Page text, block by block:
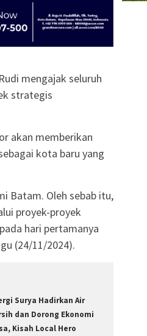
mengajak seluruh
strategis
akan memberikan
kota baru yang
Batam. Oleh sebab itu,
proyek-proyek
hari pertamanya
(24/11/2024).
Surya Hadirkan Air
dan Dorong Ekonomi
Kisah Local Hero